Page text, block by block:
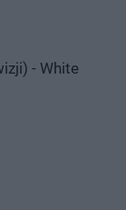
- White